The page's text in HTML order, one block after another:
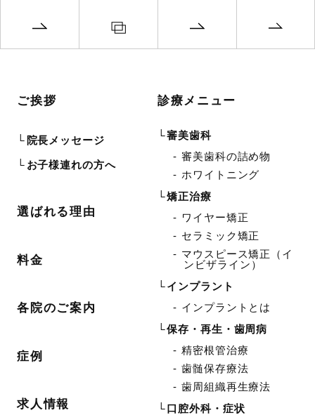
ご挨拶
院長メッセージ
お子様連れの方へ
選ばれる理由
料金
各院のご案内
症例
求人情報
診療メニュー
審美歯科
審美歯科の詰め物
ホワイトニング
矯正治療
ワイヤー矯正
セラミック矯正
マウスピース矯正（イ
ンビザライン）
インプラント
インプラントとは
保存・再生・歯周病
精密根管治療
歯髄保存療法
歯周組織再生療法
口腔外科・症状